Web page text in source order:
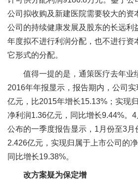
公司拟收购及新建医院需要较大的资
公司的持续健康发展及股东的长远利
年度拟不进行利润分配，也不进行资
它形式的分配。
值得一提的是，通策医疗去年业
2016年年报显示，报告期内，公司
亿元，比2015年增长15.13%；实现
净利润1.36亿元，同比增长9.44%。
公布的一季度报告显示，1月份至3月
2.426亿元，实现归属于上市公司的
同比增长19.38%。
改方案疑为保定增